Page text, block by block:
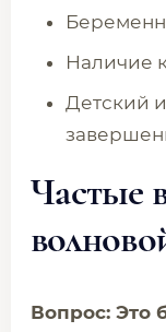
Наличие
Детский
Частые
Вопрос: Это